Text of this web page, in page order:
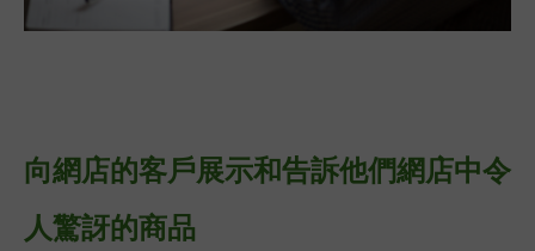
向網店的客戶展示和告訴他們網店中令
人驚訝的商品